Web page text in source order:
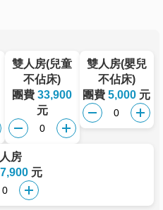
雙人房(兒童
不佔床)
團費33,900
元
雙人房(嬰兒
不佔床)
團費5,000 元
房
元